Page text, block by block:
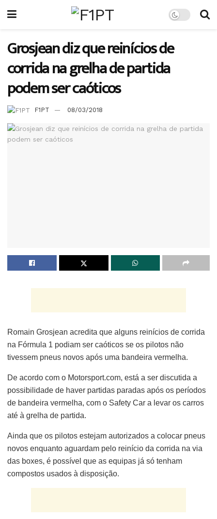
Grosjean diz que reinícios de
corrida na grelha de partida
podem ser caóticos
F1PT 08/03/2018
Romain Grosjean acredita que alguns reinícios de corrida
na Fórmula 1 podiam ser caóticos se os pilotos não
tivessem pneus novos após uma bandeira vermelha.
De acordo com o Motorsport.com, está a ser discutida a
possibilidade de haver partidas paradas após os períodos
de bandeira vermelha, com o Safety Car a levar os carros
até à grelha de partida.
Ainda que os pilotos estejam autorizados a colocar pneus
novos enquanto aguardam pelo reinício da corrida na via
das boxes, é possível que as equipas já só tenham
compostos usados à disposição.